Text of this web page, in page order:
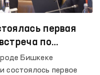
первая
по
Бишкеке
состоялось первое